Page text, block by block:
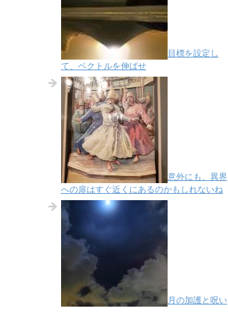
目標を設定し
て、ベクトルを伸ばせ
意外にも、異界
への扉はすぐ近くにあるのかもしれないね
月の加護と呪い